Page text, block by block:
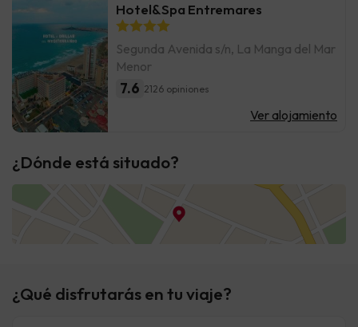
Hotel&Spa Entremares
Segunda Avenida s/n, La Manga del Mar
Menor
7.6 2126 opiniones
Ver alojamiento
¿Dónde está situado?
¿Qué disfrutarás en tu viaje?